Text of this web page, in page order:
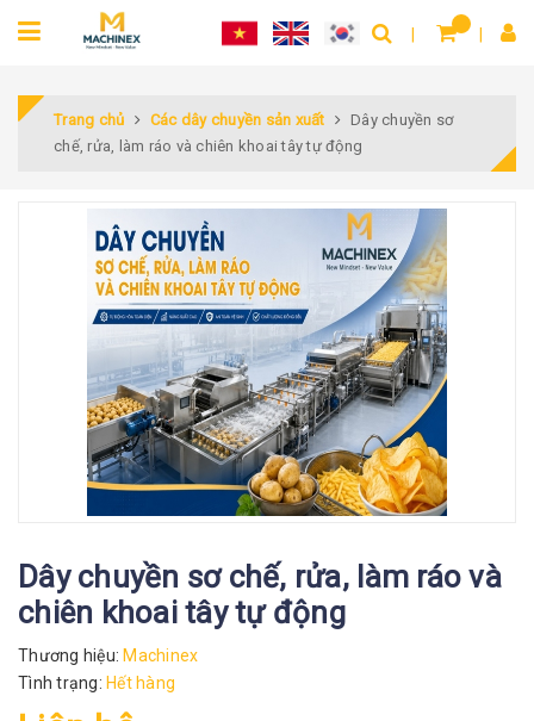
Trang chủ Các dây chuyền sản xuất
Dây chuyền sơ
chế, rửa, làm ráo và chiên khoai tây tự động
Dây chuyền sơ chế, rửa, làm ráo và
chiên khoai tây tự động
Thương hiệu: Machinex
Tình trạng: Hết hàng